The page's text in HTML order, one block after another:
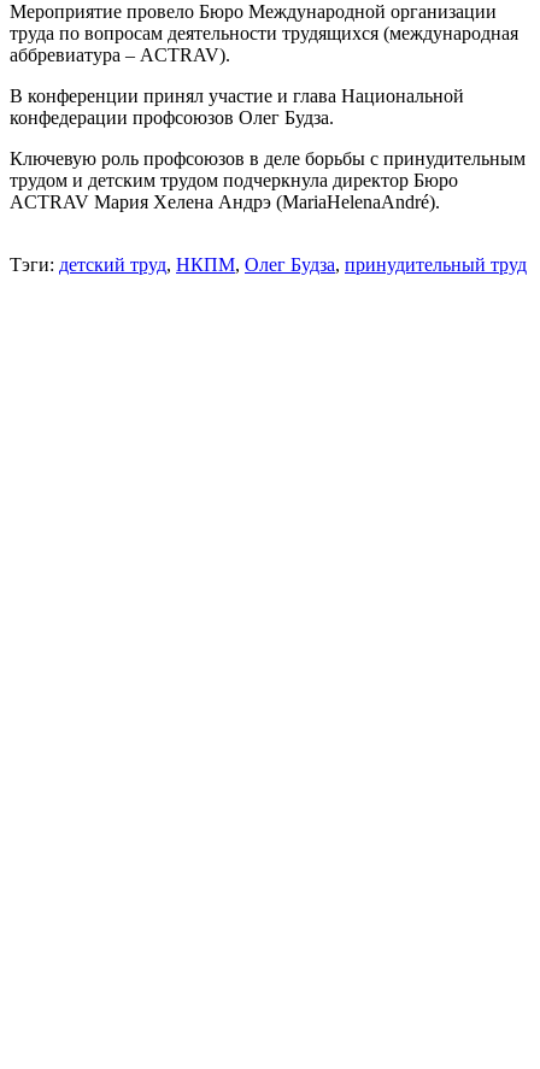
Мероприятие провело Бюро Международной организации
труда по вопросам деятельности трудящихся (международная
аббревиатура – ACTRAV).
В конференции принял участие и глава Национальной
конфедерации профсоюзов Олег Будза.
Ключевую роль профсоюзов в деле борьбы с принудительным
трудом и детским трудом подчеркнула директор Бюро
ACTRAV Мария Хелена Андрэ (MariaHelenaAndré).
Тэги: детский труд, НКПМ, Олег Будза, принудительный труд